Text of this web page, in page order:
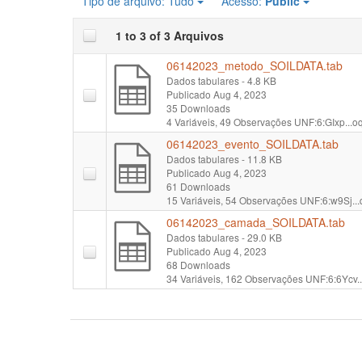
1 to 3 of 3 Arquivos
06142023_metodo_SOILDATA.tab
Dados tabulares- 4.8 KB
Publicado Aug 4, 2023
35 Downloads
4 Variáveis, 49 Observações
06142023_evento_SOILDATA.tab
Dados tabulares- 11.8 KB
Publicado Aug 4, 2023
61 Downloads
15 Variáveis, 54 Observações
06142023_camada_SOILDATA.tab
Dados tabulares- 29.0 KB
Publicado Aug 4, 2023
68 Downloads
34 Variáveis, 162 Observações